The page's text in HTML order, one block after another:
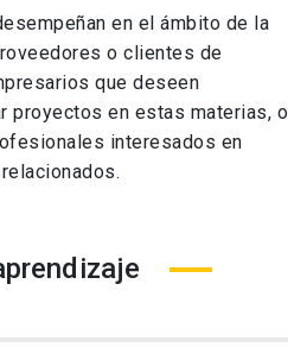
en el ámbito de la
o clientes de
que deseen
proyectos en estas materias, o
interesados en